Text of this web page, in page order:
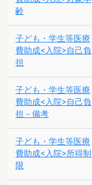
齢
子ども・学生等医療
費助成<入院>自己負
担
子ども・学生等医療
費助成<入院>自己負
担－備考
子ども・学生等医療
費助成<入院>所得制
限